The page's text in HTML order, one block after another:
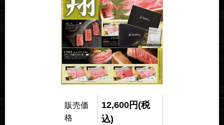
販売価
格
12,600円(税
込)